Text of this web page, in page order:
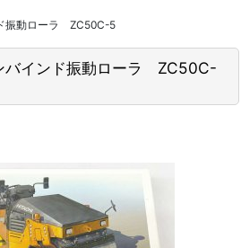
振動ローラ ZC50C-5
インド振動ローラ ZC50C-